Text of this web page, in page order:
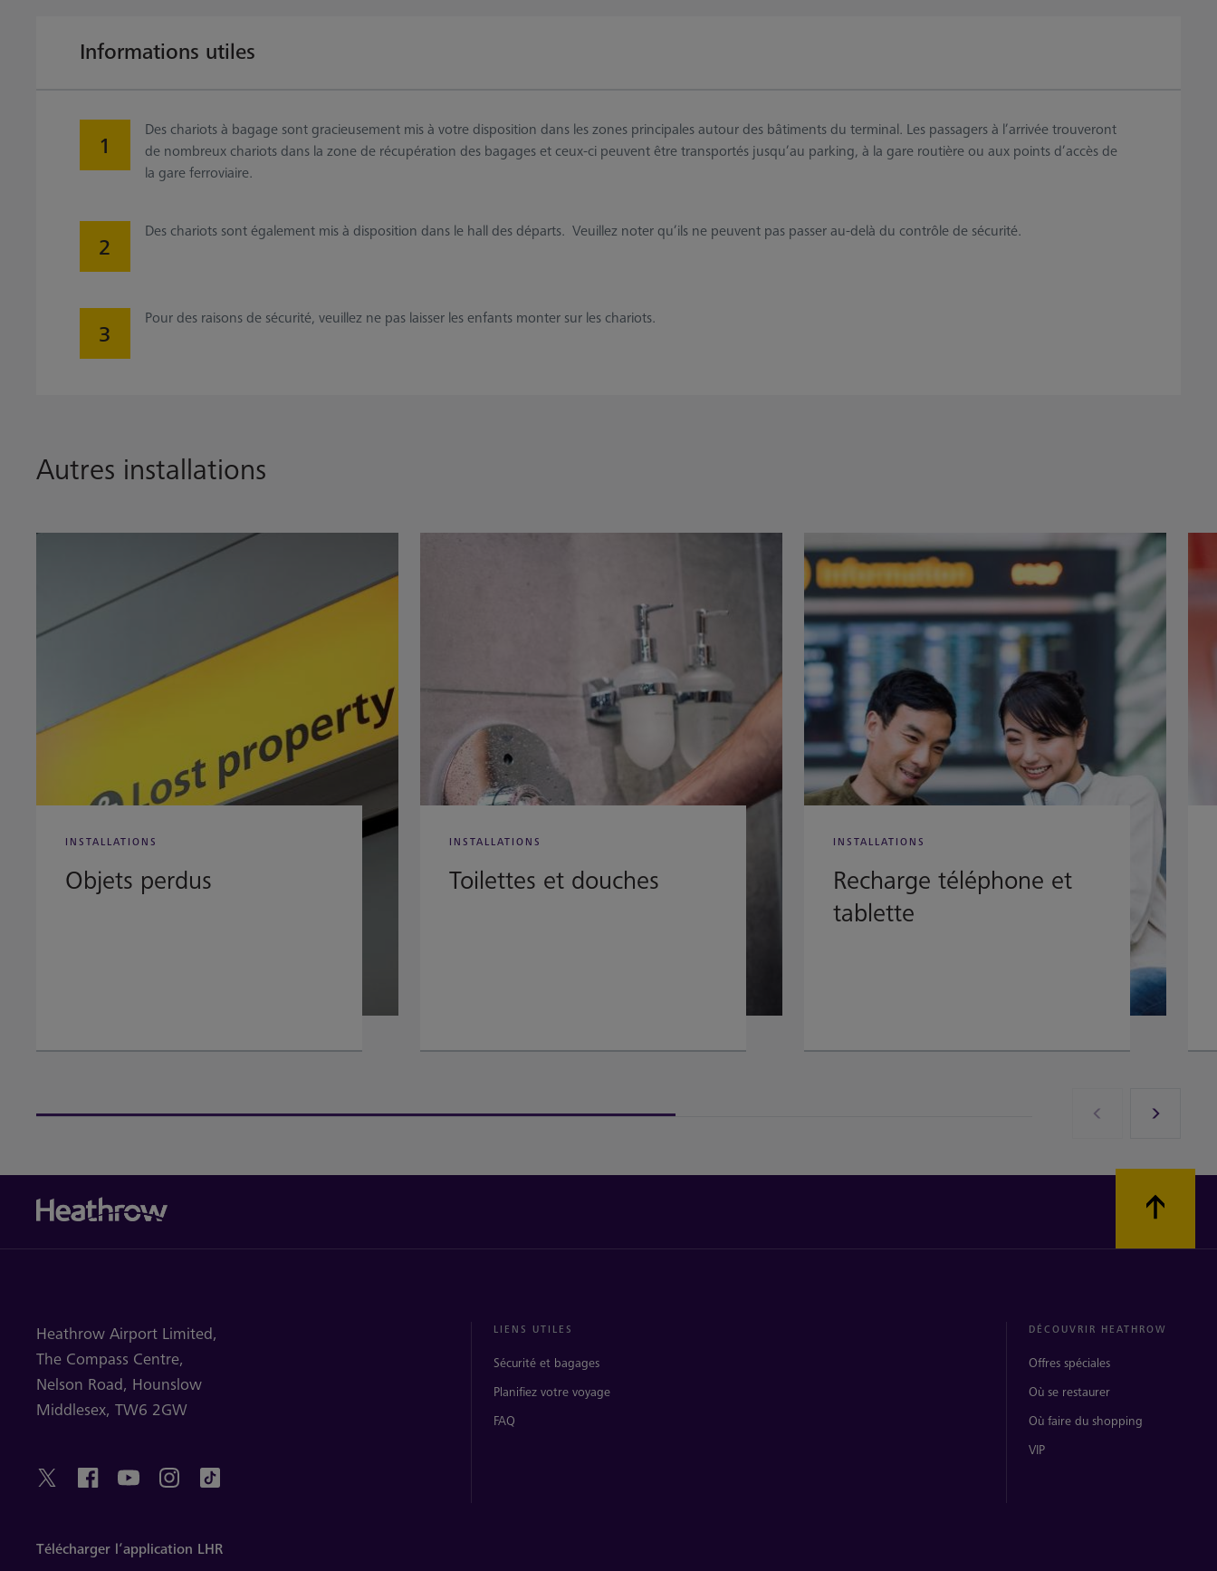
Informations utiles
Des chariots à bagage sont gracieusement mis à votre disposition dans les zones principales autour des bâtiments du terminal. Les passagers à l’arrivée trouveront
de nombreux chariots dans la zone de récupération des bagages et ceux-ci peuvent être transportés jusqu’au parking, à la gare routière ou aux points d’accès de
la gare ferroviaire.
Des chariots sont également mis à disposition dans le hall des départs. Veuillez noter qu’ils ne peuvent pas passer au-delà du contrôle de sécurité.
Pour des raisons de sécurité, veuillez ne pas laisser les enfants monter sur les chariots.
Autres installations
INSTALLATIONS
Objets perdus
INSTALLATIONS
Toilettes et douches
INSTALLATIONS
Recharge téléphone et
tablette
Heathrow Airport Limited,
The Compass Centre,
Nelson Road, Hounslow
Middlesex, TW6 2GW
LIENS UTILES
Sécurité et bagages
Planifiez votre voyage
FAQ
DÉCOUVRIR HEATHROW
Offres spéciales
Où se restaurer
Où faire du shopping
VIP
Télécharger l’application LHR